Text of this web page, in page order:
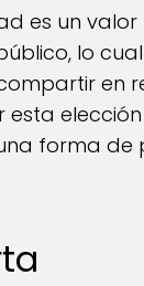
es un
lo
esta
forma